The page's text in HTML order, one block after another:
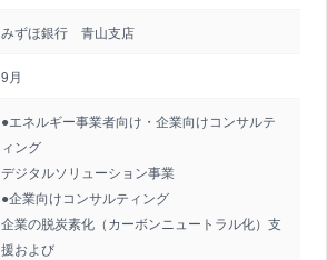
みずほ銀行 青山支店
9月
●エネルギー事業者向け・企業向けコンサルテ
ィング
デジタルソリューション事業
●企業向けコンサルティング
企業の脱炭素化（カーボンニュートラル化）支
援および